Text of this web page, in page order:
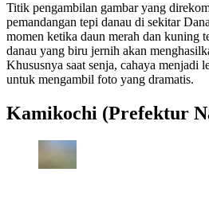
Titik pengambilan gambar yang
pemandangan tepi danau di sekitar
momen ketika daun merah dan kuning
danau yang biru jernih akan
Khususnya saat senja, cahaya menjadi
untuk mengambil foto yang dramatis.
Kamikochi (Prefektur